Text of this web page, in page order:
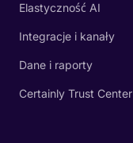
Elastyczność AI
Integracje i kanały
Dane i raporty
Certainly Trust Center